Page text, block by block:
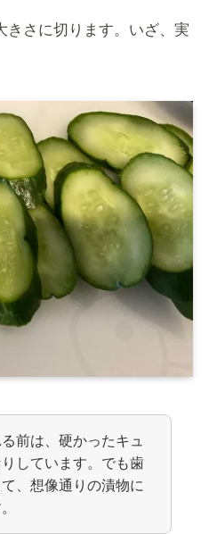
きさに切ります。いざ、実
前は、硬かったキュ
しています。でも歯
、想像通りの漬物に